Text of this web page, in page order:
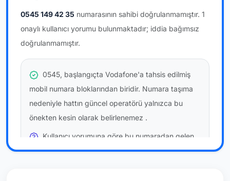
0545 149 42 35 numarasının sahibi doğrulanmamıştır. 1
onaylı kullanıcı yorumu bulunmaktadır; iddia bağımsız
doğrulanmamıştır.
0545, başlangıçta Vodafone'a tahsis edilmiş
mobil numara bloklarından biridir. Numara taşıma
nedeniyle hattın güncel operatörü yalnızca bu
önekten kesin olarak belirlenemez .
Kullanıcı yorumuna göre bu numaradan gelen
çağrılaratemkinli yaklaşmanızönerilir; bu bir site